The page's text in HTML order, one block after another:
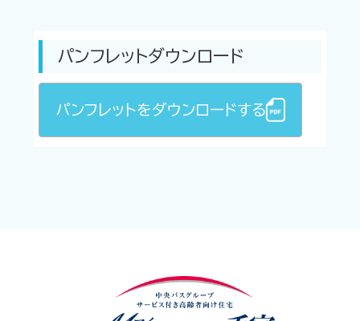
パンフレットダウンロード
パンフレットをダウンロードする